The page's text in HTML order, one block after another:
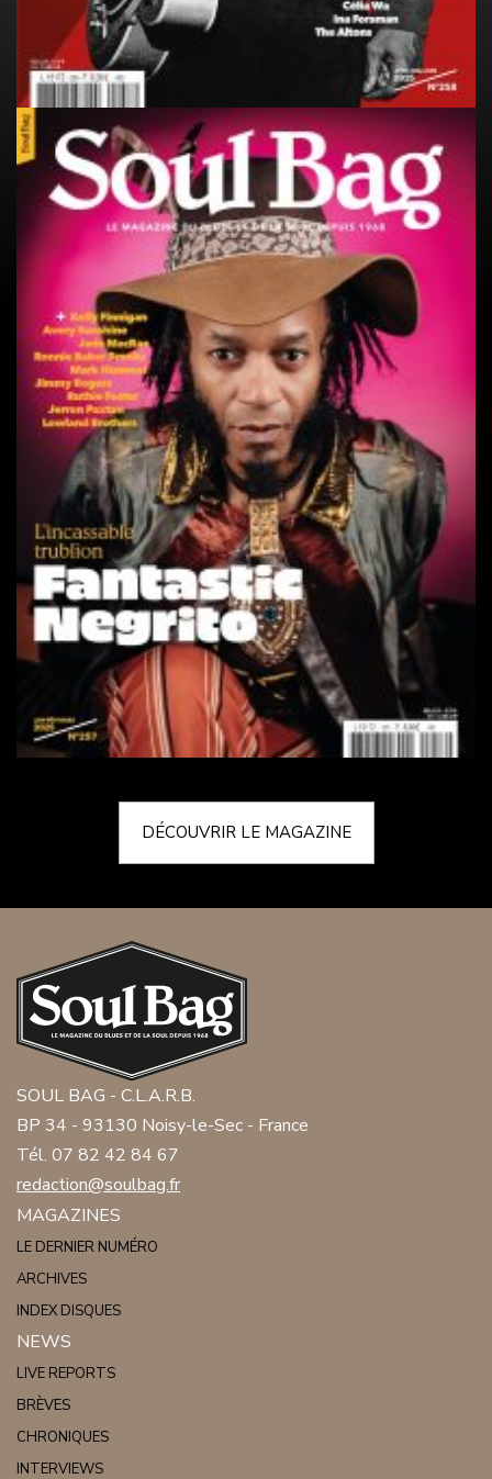
DÉCOUVRIR LE MAGAZINE
SOUL BAG - C.L.A.R.B.
BP 34 - 93130 Noisy-le-Sec - France
Tél. 07 82 42 84 67
redaction@soulbag.fr
MAGAZINES
LE DERNIER NUMÉRO
ARCHIVES
INDEX DISQUES
NEWS
LIVE REPORTS
BRÈVES
CHRONIQUES
INTERVIEWS